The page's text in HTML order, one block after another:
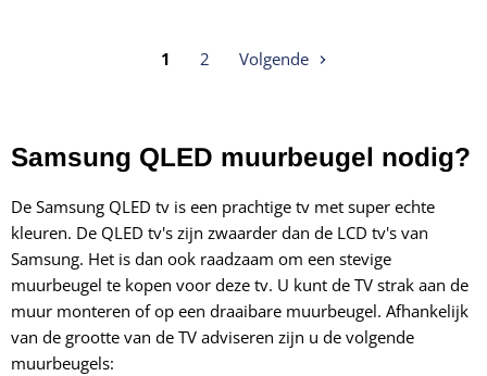
1 2 Volgende
Samsung QLED muurbeugel nodig?
De Samsung QLED tv is een prachtige tv met super echte
kleuren. De QLED tv's zijn zwaarder dan de LCD tv's van
Samsung. Het is dan ook raadzaam om een stevige
muurbeugel te kopen voor deze tv. U kunt de TV strak aan de
muur monteren of op een draaibare muurbeugel. Afhankelijk
van de grootte van de TV adviseren zijn u de volgende
muurbeugels: